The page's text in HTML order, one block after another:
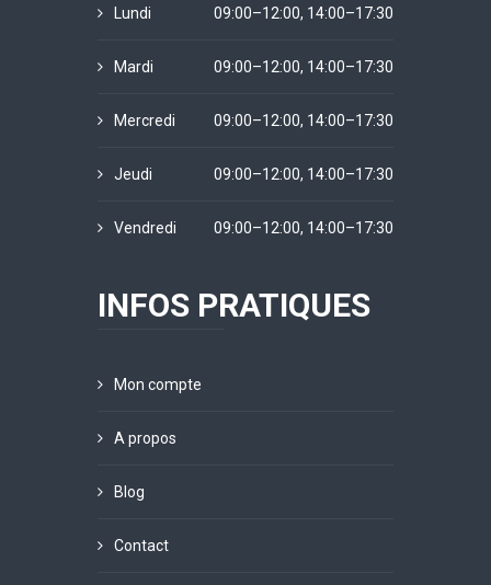
Lundi 09:00–12:00, 14:00–17:30
Mardi 09:00–12:00, 14:00–17:30
Mercredi 09:00–12:00, 14:00–17:30
Jeudi 09:00–12:00, 14:00–17:30
Vendredi 09:00–12:00, 14:00–17:30
INFOS PRATIQUES
Mon compte
A propos
Blog
Contact